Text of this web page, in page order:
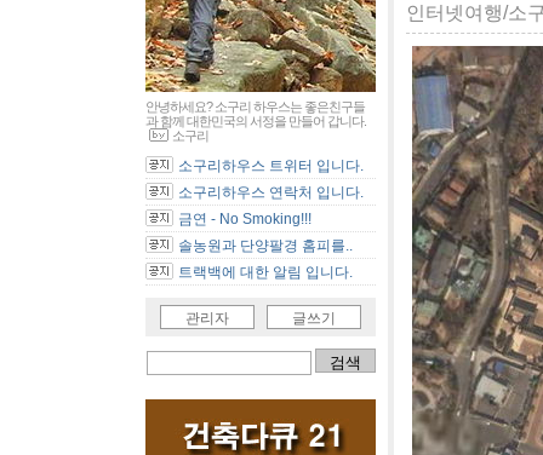
인터넷여행/소
안녕하세요? 소구리 하우스는 좋은친구들
과 함께 대한민국의 서정을 만들어 갑니다.
소구리
소구리하우스 트위터 입니다.
소구리하우스 연락처 입니다.
금연 - No Smoking!!!
솔농원과 단양팔경 홈피를..
트랙백에 대한 알림 입니다.
관리자 글쓰기